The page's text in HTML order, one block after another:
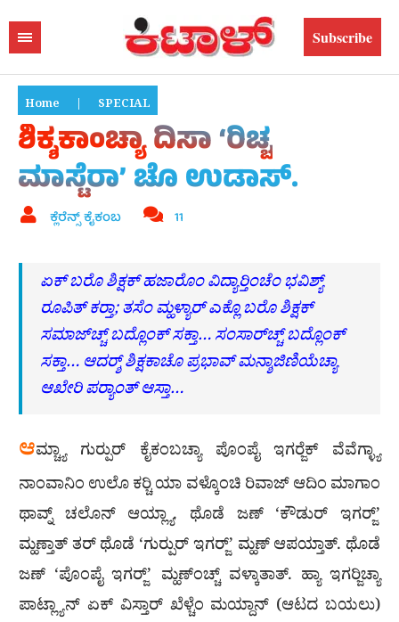
Subscribe
Home | SPECIAL
ಶಿಕ್ಶಕಾಂಚ್ಯಾ ದಿಸಾ ‘ರಿಚ್ಚ
ಮಾಸ್ಟೆರಾ’ ಚೊ ಉಡಾಸ್.
ಕ್ಲೆರೆನ್ಸ್ ಕೈಕಂಬ 11
ಏಕ್ ಬರೊ ಶಿಕ್ಷಕ್ ಹಜಾರೊಂ ವಿದ್ಯಾರ‍್ತಿಂಚೆಂ ಭವಿಶ್ಯ್
ರೂಪಿತ್ ಕರ‍್ತಾ; ತಸೆಂ ಮ್ಹಳ್ಯಾರ್ ಎಕ್ಲೊ ಬರೊ ಶಿಕ್ಷಕ್
ಸಮಾಜ್‌ಚ್ಚ್ ಬದ್ಲೊಂಕ್ ಸಕ್ತಾ… ಸಂಸಾರ್‌ಚ್ಚ್ ಬದ್ಲೊಂಕ್
ಸಕ್ತಾ… ಆದರ‍್ಶ್ ಶಿಕ್ಷಕಾಚೊ ಪ್ರಭಾವ್ ಮನ್ಶಾಜಿಣಿಯೆಚ್ಯಾ
ಆಖೇರಿ ಪರ‍್ಯಾಂತ್ ಆಸ್ತಾ…
ಆಮ್ಚ್ಯಾ ಗುರ‍್ಪುರ್ ಕೈಕಂಬಚ್ಯಾ ಪೊಂಪೈ ಇಗರ‍್ಜೆಕ್ ವೆವೆಗ್ಳ್ಯಾ
ನಾಂವಾನಿಂ ಉಲೊ ಕರ‍್ಚಿ ಯಾ ವಳ್ಕೊಂಚಿ ರಿವಾಜ್ ಆದಿಂ ಮಾಗಾಂ
ಥಾವ್ನ್ ಚಲೊನ್ ಆಯ್ಲ್ಯಾ. ಥೊಡೆ ಜಣ್ ‘ಕೌಡುರ್ ಇಗರ‍್ಜ್’
ಮ್ಹಣ್ತಾತ್ ತರ್ ಥೊಡೆ ‘ಗುರ‍್ಪುರ್ ಇಗರ‍್ಜ್’ ಮ್ಹಣ್ ಆಪಯ್ತಾತ್. ಥೊಡೆ
ಜಣ್ ‘ಪೊಂಪೈ ಇಗರ‍್ಜ್’ ಮ್ಹಣ್‍ಂಚ್ಚ್ ವಳ್ಕಾತಾತ್. ಹ್ಯಾ ಇಗರ‍್ಜಿಚ್ಯಾ
ಪಾಟ್ಲ್ಯಾನ್ ಏಕ್ ವಿಸ್ತಾರ್ ಖೆಳ್ಚೆಂ ಮಯ್ದಾನ್ (ಆಟದ ಬಯಲು)